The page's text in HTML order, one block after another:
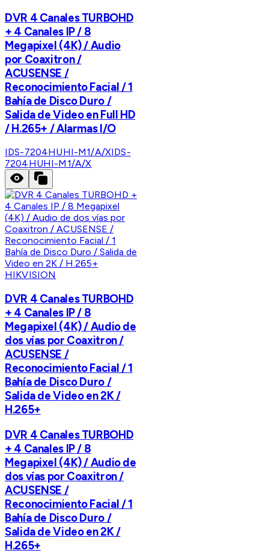
DVR 4 Canales TURBOHD
+ 4 Canales IP / 8
Megapixel (4K) / Audio
por Coaxitron /
ACUSENSE /
Reconocimiento Facial / 1
Bahía de Disco Duro /
Salida de Video en Full HD
/ H.265+ / Alarmas I/O
IDS-7204HUHI-M1/A/XIDS-
7204HUHI-M1/A/X
HIKVISION
DVR 4 Canales TURBOHD
+ 4 Canales IP / 8
Megapixel (4K) / Audio de
dos vías por Coaxitron /
ACUSENSE /
Reconocimiento Facial / 1
Bahía de Disco Duro /
Salida de Video en 2K /
H.265+
DVR 4 Canales TURBOHD
+ 4 Canales IP / 8
Megapixel (4K) / Audio de
dos vías por Coaxitron /
ACUSENSE /
Reconocimiento Facial / 1
Bahía de Disco Duro /
Salida de Video en 2K /
H.265+